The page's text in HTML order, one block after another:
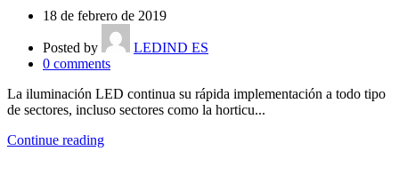
18 de febrero de 2019
Posted by
LEDIND ES
0 comments
La iluminación LED continua su rápida implementación a todo tipo
de sectores, incluso sectores como la horticu...
Continue reading